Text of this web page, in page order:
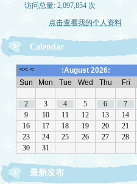
访问总量: 2,097,854 次
点击查看我的个人资料
Calendar
最新发布